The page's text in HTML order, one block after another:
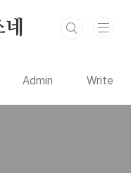
Admin Write